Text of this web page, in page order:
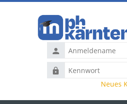
Anmeldename
Kennwort
Neues